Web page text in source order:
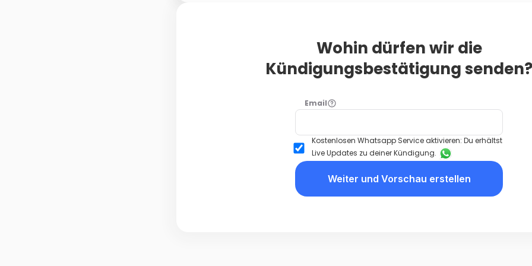
Wohin dürfen wir die
Kündigungsbestätigung senden?
Email
Kostenlosen Whatsapp Service aktivieren: Du erhältst
Live Updates zu deiner Kündigung.
Weiter und Vorschau erstellen